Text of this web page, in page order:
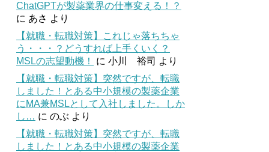
ChatGPTが製薬業界の仕事変える！？
に あさ より
【就職・転職対策】これじゃ落ちちゃ
う・・・？どうすれば上手くいく？
MSLの志望動機！
に 小川 裕司 より
【就職・転職対策】突然ですが、転職
しました！とある中小規模の製薬企業
にMA兼MSLとして入社しました。しか
し… に のぶ より
【就職・転職対策】突然ですが、転職
しました！とある中小規模の製薬企業